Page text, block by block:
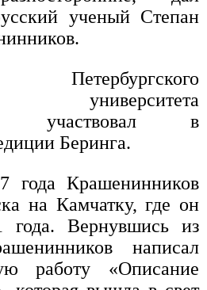
ученый Степан
университета
участвовал в
Беринга.
года Крашенинников
на Камчатку, где он
года. Вернувшись из
написал
работу «Описание